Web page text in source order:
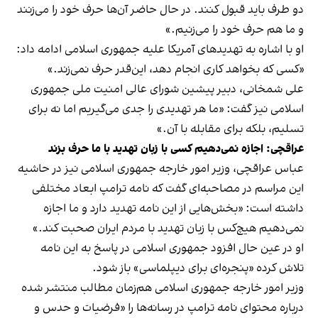
دو طرف باید قبول کنند. در حال حاضر آن‌ها حرف خود را می‌زنند
و ما هم حرف خود را می‌زنیم.»
او با اشاره به تهدیدهای آمریکا علیه جمهوری اسلامی ادامه داد:
«کسی که بخواهد کاری انجام دهد، این‌قدر حرف نمی‌زند.»
علی شمخانی، دبیر پیشین شورای عالی امنیت ملی جمهوری
اسلامی نیز گفت: «ما هر تهدیدی را جدی می‌گیریم اما نه برای
تسلیم، بلکه برای مقابله با آن.»
عراقچی: اجازه نمی‌دهیم کسی با زبان تهدید با ما حرف بزند
عباس عراقچی، وزیر امور خارجه جمهوری اسلامی نیز در حاشیه
این مراسم در مصاحبه‌ای گفت که نامه ترامپ ابعاد مختلفی
داشته است: «بخش‌هایی از این نامه تهدید دارد و ما اجازه
نمی‌دهیم هیچ‌کس با زبان تهدید با مردم ایران صحبت کند.»
او در عین حال افزود جمهوری اسلامی در پاسخ به این نامه
تلاش کرده «پنجره‌ای برای دیپلماسی» باز شود.
وزیر امور خارجه جمهوری اسلامی هم‌زمان مطالب منتشر شده
درباره محتوای نامه ترامپ در رسانه‌ها را «فرضیات و حدس و